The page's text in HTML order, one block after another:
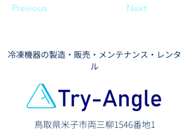
Previous Next
​冷凍機器の製造・販売・メンテナンス・レンタ
ル
鳥取県米子市両三柳1546番地1